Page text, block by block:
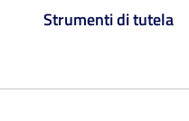
Strumenti di tutela